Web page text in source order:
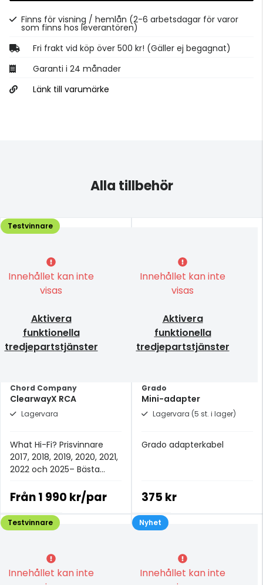
Finns för visning / hemlån (2-6 arbetsdagar för varor
som finns hos leverantören)
Fri frakt vid köp över 500 kr! (Gäller ej begagnat)
Garanti i 24 månader
Länk till varumärke
Alla tillbehör
Innehållet kan inte
visas
Aktivera
funktionella
tredjepartstjänster
Chord Company
ClearwayX RCA
Lagervara
What Hi-Fi? Prisvinnare
2017, 2018, 2019, 2020, 2021,
2022 och 2025– Bästa
£100+.
Testvinnare
Från1 990 kr/par
Innehållet kan inte
visas
Aktivera
funktionella
tredjepartstjänster
Grado
Mini-adapter
Lagervara (5 st. i lager)
Grado adapterkabel
375 kr
Innehållet kan inte
Testvinnare
Innehållet kan inte
Nyhet